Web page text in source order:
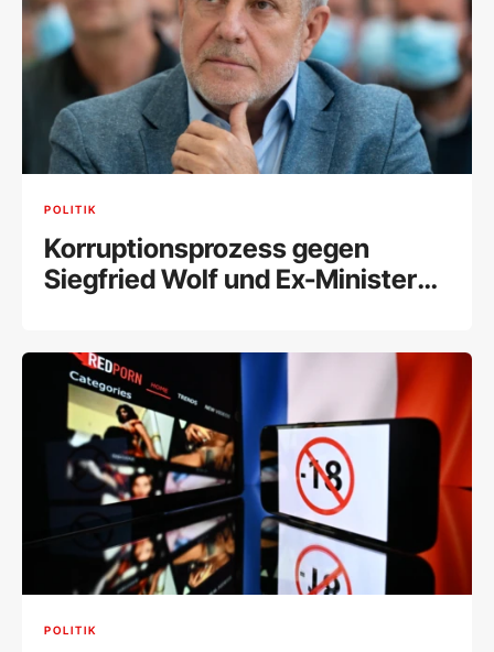
POLITIK
Korruptionsprozess gegen
Siegfried Wolf und Ex-Minister
POLITIK